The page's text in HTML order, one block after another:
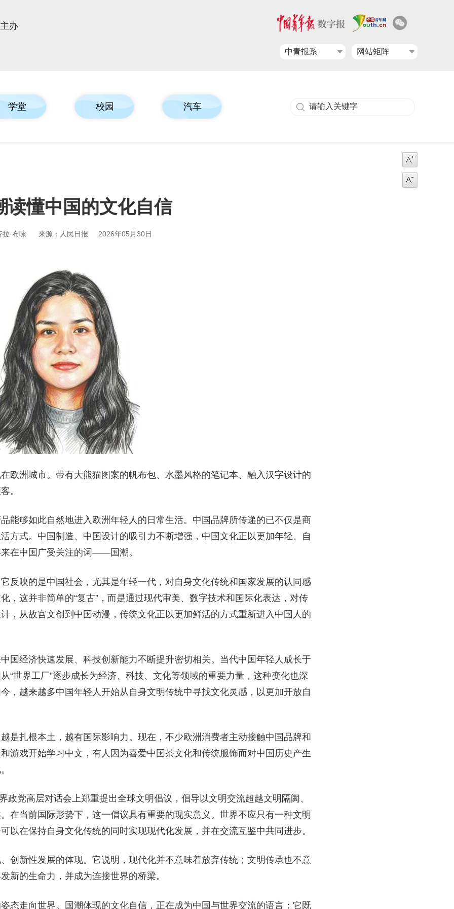
办
网站矩阵
中青报系
学堂 校园 汽车
读懂中国的文化自信
·布咏 来源：人民日报 2026年05月30日
欧洲城市。带有大熊猫图案的帆布包、水墨风格的笔记本、融入汉字设计的
。
能够如此自然地进入欧洲年轻人的日常生活。中国品牌所传递的已不仅是商
方式。中国制造、中国设计的吸引力不断增强，中国文化正以更加年轻、自
在中国广受关注的词——国潮。
反映的是中国社会，尤其是年轻一代，对自身文化传统和国家发展的认同感
，这并非简单的“复古”，而是通过现代审美、数字技术和国际化表达，对传
，从故宫文创到中国动漫，传统文化正以更加鲜活的方式重新进入中国人的
国经济快速发展、科技创新能力不断提升密切相关。当代中国年轻人成长于
“世界工厂”逐步成长为经济、科技、文化等领域的重要力量，这种变化也深
，越来越多中国年轻人开始从自身文明传统中寻找文化灵感，以更加开放自
是扎根本土，越有国际影响力。现在，不少欧洲消费者主动接触中国品牌和
游戏开始学习中文，有人因为喜爱中国茶文化和传统服饰而对中国历史产生
政党高层对话会上郑重提出全球文明倡议，倡导以文明交流超越文明隔阂、
在当前国际形势下，这一倡议具有重要的现实意义。世界不应只有一种文明
以在保持自身文化传统的同时实现现代化发展，并在交流互鉴中共同进步。
创新性发展的体现。它说明，现代化并不意味着放弃传统；文明传承也不意
新的生命力，并成为连接世界的桥梁。
态走向世界。国潮体现的文化自信，正在成为中国与世界交流的语言：它既